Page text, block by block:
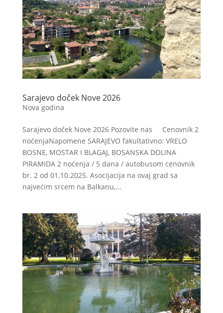
Sarajevo doček Nove 2026
Nova godina
Sarajevo doček Nove 2026 Pozovite nas Cenovnik 2
noćenjaNapomene SARAJEVO fakultativno: VRELO
BOSNE, MOSTAR I BLAGAJ, BOSANSKA DOLINA
PIRAMIDA 2 noćenja / 5 dana / autobusom cenovnik
br. 2 od 01.10.2025. Asocijacija na ovaj grad sa
najvećim srcem na Balkanu,...